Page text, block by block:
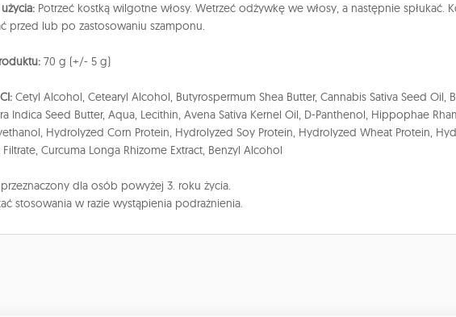
Potrzeć kostką wilgotne włosy. Wetrzeć odżywkę we włosy, a następnie
przed lub po zastosowaniu szamponu.
70 g (+/- 5 g)
Cetyl Alcohol, Cetearyl Alcohol, Butyrospermum Shea Butter, Cannabis Sativa Seed Oil,
Indica Seed Butter, Aqua, Lecithin, Avena Sativa Kernel Oil, D-Panthenol, Hippophae
Hydrolyzed Corn Protein, Hydrolyzed Soy Protein, Hydrolyzed Wheat Protein,
Filtrate, Curcuma Longa Rhizome Extract, Benzyl Alcohol
dla osób powyżej 3. roku życia.
stosowania w razie wystąpienia podrażnienia.